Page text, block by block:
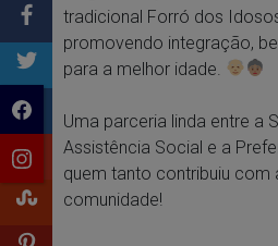
tradicional Forró dos
promovendo integração,
para a melhor idade.
Uma parceria linda entre a
Assistência Social e a
quem tanto contribuiu com
comunidade!